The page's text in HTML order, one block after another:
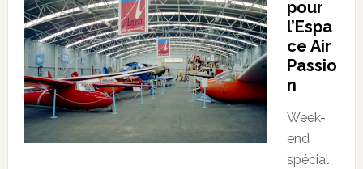
pour
l’Espa
ce Air
Passio
n
Week-
end
spécial